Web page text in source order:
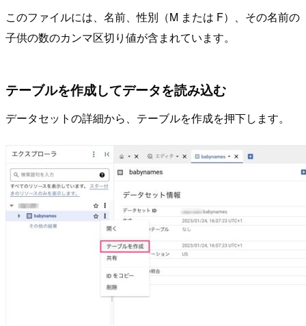
このファイルには、名前、性別（M または F）、その名前の
子供の数のカンマ区切り値が含まれています。
テーブルを作成してデータを読み込む
データセットの詳細から、テーブルを作成を押下します。